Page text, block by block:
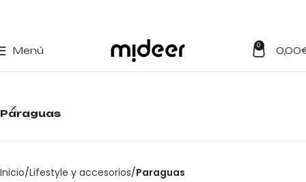
Menú 0 0,00
Paraguas
Inicio Lifestyle y accesorios Paraguas